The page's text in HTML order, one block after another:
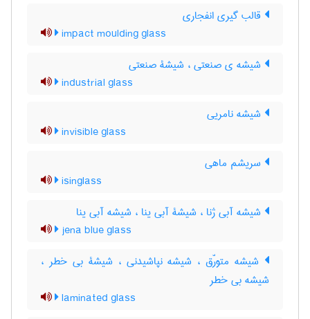
قالب گیری انفجاری
impact moulding glass
شیشه ی صنعتی ، شیشۀ صنعتی
industrial glass
شیشه نامریی
invisible glass
سریشم ماهی
isinglass
شیشه آبی ژنا ، شیشۀ آبی ینا ، شیشه آبی ینا
jena blue glass
شیشه متورّق ، شیشه نپاشیدنی ، شیشۀ بی خطر ،
شیشه بی خطر
laminated glass